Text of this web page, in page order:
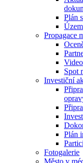
Plán
Propagace
Spot
Investiční
Plán
Fotogalerie
Město v